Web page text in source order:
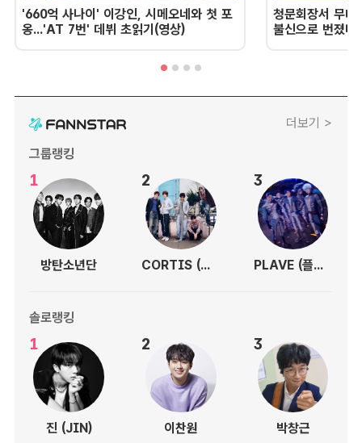
'660억 사나이' 이강인, 시메오네와 첫 포
옹...'AT 7번' 데뷔 초읽기(영상)
청문회장서 무너
불신으로 번졌
더보기 >
그룹랭킹
1
방탄소년단
2
CORTIS (코르티스)
3
PLAVE (플레이브)
솔로랭킹
1
진 (JIN)
2
이찬원
3
박창근